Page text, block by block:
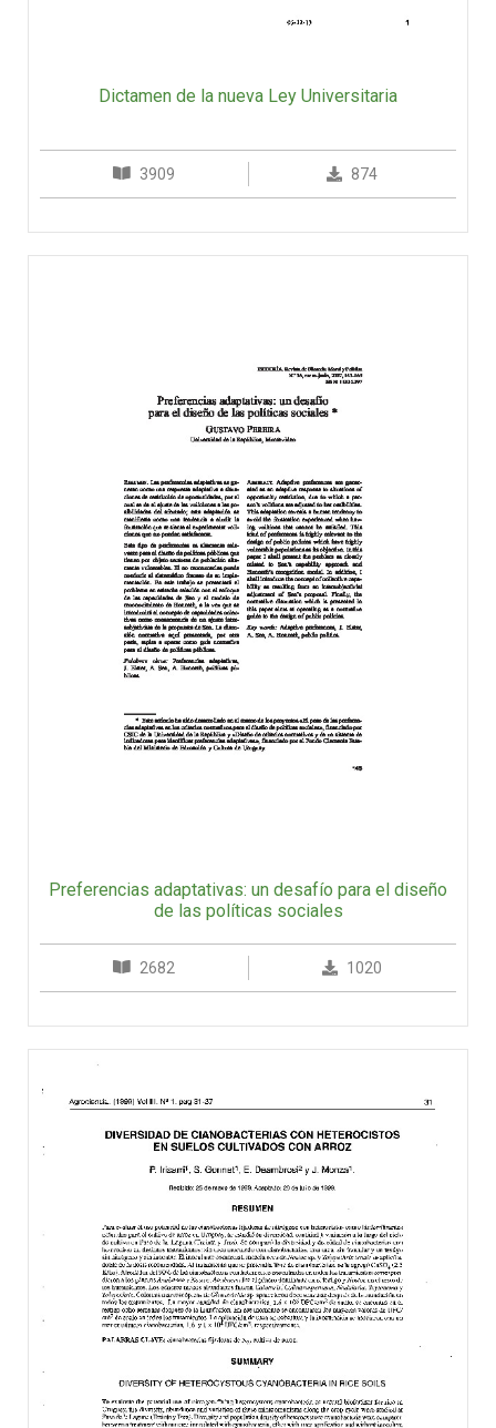
Dictamen de la nueva Ley Universitaria
3909 874
Preferencias adaptativas: un desafío para el diseño
de las políticas sociales
2682 1020